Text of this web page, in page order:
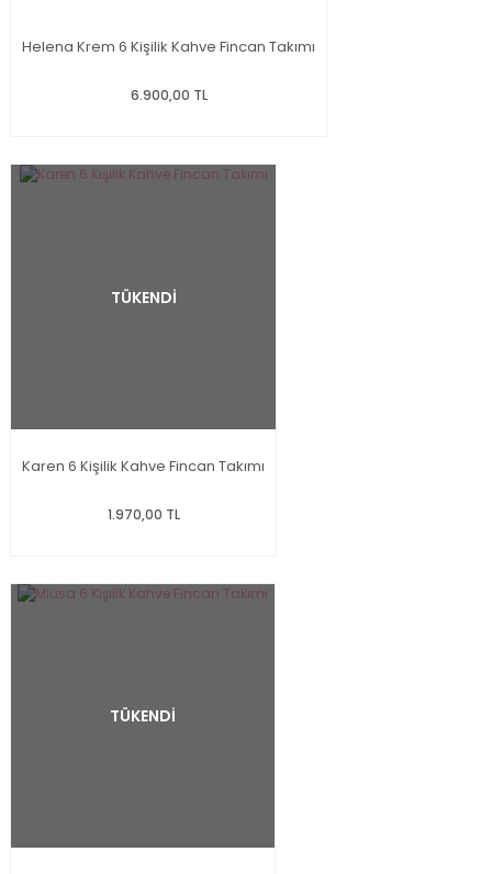
Helena Krem 6 Kişilik Kahve Fincan Takımı
6.900,00 TL
TÜKENDİ
Karen 6 Kişilik Kahve Fincan Takımı
1.970,00 TL
TÜKENDİ